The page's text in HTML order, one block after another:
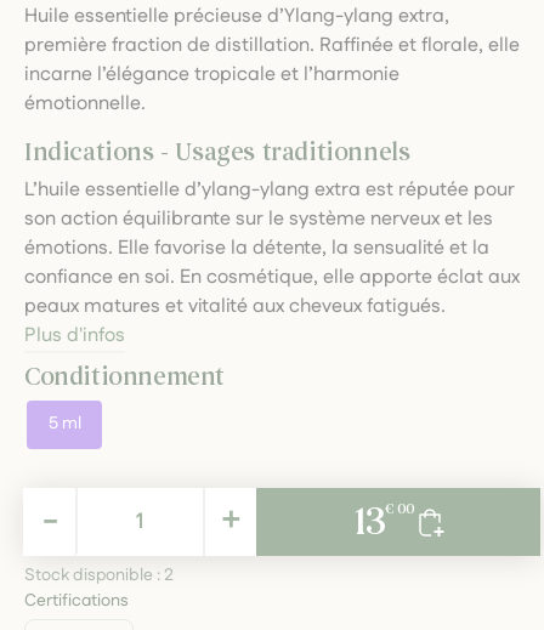
Huile essentielle précieuse d’Ylang-ylang extra,
première fraction de distillation. Raffinée et florale, elle
incarne l’élégance tropicale et l’harmonie
émotionnelle.
Indications - Usages traditionnels
L’huile essentielle d’ylang-ylang extra est réputée pour
son action équilibrante sur le système nerveux et les
émotions. Elle favorise la détente, la sensualité et la
confiance en soi. En cosmétique, elle apporte éclat aux
peaux matures et vitalité aux cheveux fatigués.
Plus d'infos
Conditionnement
5 ml
13,00 € TTC+
- 13€ 00
Stock disponible : 2
Certifications